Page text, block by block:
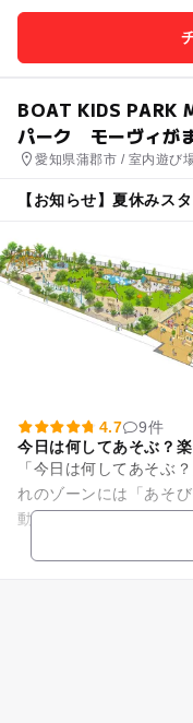
BOAT KIDS PARK
パーク モーヴィが
愛知県蒲郡市 / 室内遊び
【お知らせ】夏休みス
4.7
9件
今日は何してあそぶ？
「今日は何してあそぶ？」 発達段階に応じて分けられ
れのゾーンには「あそ
動き出し、挑戦心がど